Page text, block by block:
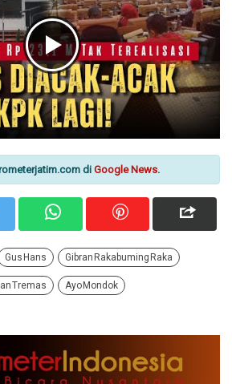
diGoogle News.
Gus Hans Gibran Rakabuming Raka
Tremas Ayo Mondok